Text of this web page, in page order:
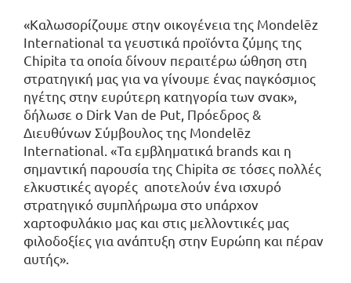
«Καλωσορίζουμε στην οικογένεια της Mondelēz
International τα γευστικά προϊόντα ζύμης της
Chipita τα οποία δίνουν περαιτέρω ώθηση στη
στρατηγική μας για να γίνουμε ένας παγκόσμιος
ηγέτης στην ευρύτερη κατηγορία των σνακ»,
δήλωσε ο Dirk Van de Put, Πρόεδρος &
Διευθύνων Σύμβουλος της Mondelēz
International. «Τα εμβληματικά brands και η
σημαντική παρουσία της Chipita σε τόσες πολλές
ελκυστικές αγορές αποτελούν ένα ισχυρό
στρατηγικό συμπλήρωμα στο υπάρχον
χαρτοφυλάκιο μας και στις μελλοντικές μας
φιλοδοξίες για ανάπτυξη στην Ευρώπη και πέραν
αυτής».